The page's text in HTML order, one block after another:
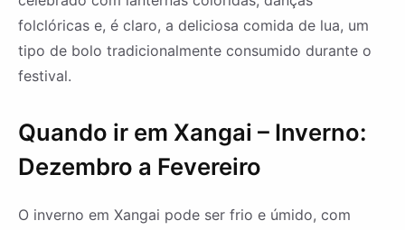
folclóricas e, é claro, a deliciosa comida de lua, um
tipo de bolo tradicionalmente consumido durante o
festival.
Quando ir em Xangai – Inverno:
Dezembro a Fevereiro
O inverno em Xangai pode ser frio e úmido, com